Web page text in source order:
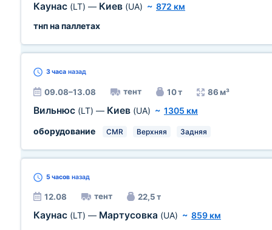
Каунас (LT) — Киев (UA) ~ 872 км
тнп на паллетах
3 часа назад
09.08–13.08 тент 10 т 86 м³
Вильнюс (LT) — Киев (UA) ~ 1305 км
оборудование
CMR Верхняя Задняя
5 часов назад
12.08 тент 22,5 т
Каунас (LT) — Мартусовка (UA) ~ 859 км